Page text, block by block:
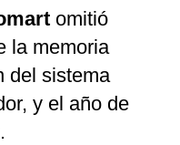
omitió
la memoria
del sistema
y el año de